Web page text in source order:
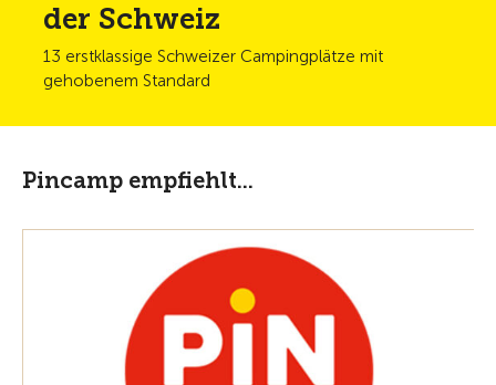
der Schweiz
13 erstklassige Schweizer Campingplätze mit
gehobenem Standard
Pincamp empfiehlt...